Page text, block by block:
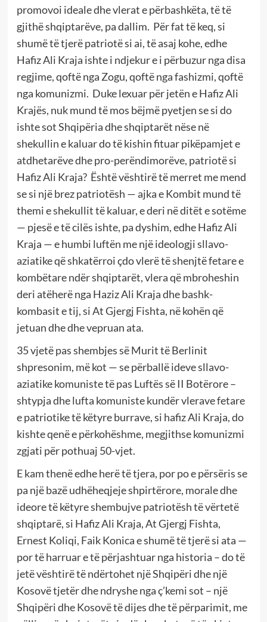
promovoi ideale dhe vlerat e përbashkëta, të të
gjithë shqiptarëve, pa dallim. Për fat të keq, si
shumë të tjerë patriotë si ai, të asaj kohe, edhe
Hafiz Ali Kraja ishte i ndjekur e i përbuzur nga disa
regjime, qoftë nga Zogu, qoftë nga fashizmi, qoftë
nga komunizmi. Duke lexuar për jetën e Hafiz Ali
Krajës, nuk mund të mos bëjmë pyetjen se si do
ishte sot Shqipëria dhe shqiptarët nëse në
shekullin e kaluar do të kishin fituar pikëpamjet e
atdhetarëve dhe pro-perëndimorëve, patriotë si
Hafiz Ali Kraja? Është vështirë të merret me mend
se si një brez patriotësh — ajka e Kombit mund të
themi e shekullit të kaluar, e deri në ditët e sotëme
— pjesë e të cilës ishte, pa dyshim, edhe Hafiz Ali
Kraja — e humbi luftën me një ideologji sllavo-
aziatike që shkatërroi çdo vlerë të shenjtë fetare e
kombëtare ndër shqiptarët, vlera që mbroheshin
deri atëherë nga Haziz Ali Kraja dhe bashk-
kombasit e tij, si At Gjergj Fishta, në kohën që
jetuan dhe dhe vepruan ata.
35 vjetë pas shembjes së Murit të Berlinit
shpresonim, më kot — se përballë ideve sllavo-
aziatike komuniste të pas Luftës së II Botërore –
shtypja dhe lufta komuniste kundër vlerave fetare
e patriotike të këtyre burrave, si hafiz Ali Kraja, do
kishte qenë e përkohëshme, megjithse komunizmi
zgjati për pothuaj 50-vjet.
E kam thenë edhe herë të tjera, por po e përsëris se
pa një bazë udhëheqjeje shpirtërore, morale dhe
ideore të këtyre shembujve patriotësh të vërtetë
shqiptarë, si Hafiz Ali Kraja, At Gjergj Fishta,
Ernest Koliqi, Faik Konica e shumë të tjerë si ata —
por të harruar e të përjashtuar nga historia – do të
jetë vështirë të ndërtohet një Shqipëri dhe një
Kosovë tjetër dhe ndryshe nga ç’kemi sot – një
Shqipëri dhe Kosovë të dijes dhe të përparimit, me